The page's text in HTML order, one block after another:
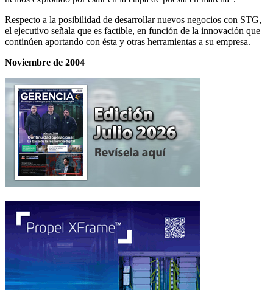
Respecto a la posibilidad de desarrollar nuevos negocios con STG,
el ejecutivo señala que es factible, en función de la innovación que
continúen aportando con ésta y otras herramientas a su empresa.
Noviembre de 2004